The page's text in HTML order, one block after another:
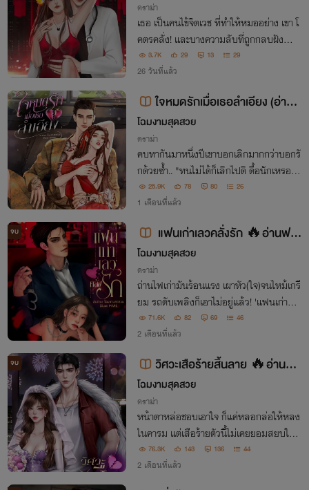
ดราม่า
เธอ เป็นคนไข้จิตเวช ที่ทำให้หมออย่าง เขา โ
คตรคลั่ง! และบางความลับที่ถูกกลบฝังกำลั
งจะถูกเปิดเผย 'ความทรงจำที่หายไปของเธอ
มันช่างเร้าใจจริงๆ หึ'
3.7K 29 13 29
26 วันที่แล้ว
ใจหมดรักเมื่อเธอลำเอียง (อ่านฟ
รี!)
โฉมงามสุดสวย
ดราม่า
คบหากันมาหนึ่งปีเขาบอกเลิกมากกว่าบอกรั
กด้วยซ้ำ.. "ทนไม่ได้ก็เลิกไปดิ ดื้อนักเหรอเดี๋
ยวเจอ.."
25.9K 78 80 26
1 เดือนที่แล้ว
จบ
แฟนเก่าเลวคลั่งรัก 🔥อ่านฟรี
💔 #ฮอต
โฉมงามสุดสวย
ดราม่า
ถ่านไฟเก่ามันร้อนแรง เผาหัว(ใจ)จนไหม้เกรี
ยม รถดับเพลิงก็เอาไม่อยู่แล้ว! 'แฟนเก่าแม่
งโคตรถึงใจเลย..เธอว่าไหม'
71.6K 82 69 46
2 เดือนที่แล้ว
จบ
วิศวะเสือร้ายสิ้นลาย 🔥อ่านฟรี
ยาว💔
โฉมงามสุดสวย
ดราม่า
หน้าตาหล่อชอบเอาใจ ก็แค่หลอกล่อให้หลง
ในคารม แต่เสือร้ายตัวนี้ไม่เคยยอมสยบใคร
ง่ายๆ 'แค่พูดว่าอนุญาต ฉันจะ...! เธอ ไม่ให้
ผิดหวังเลยครับ'
76.3K 143 136 44
2 เดือนที่แล้ว